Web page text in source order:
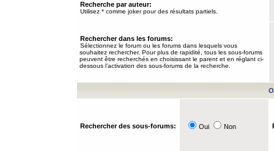
Recherche par auteur:
Utilisez * comme joker pour des résultats partiels.
Rechercher dans les forums:
Sélectionnez le forum ou les forums dans lesquels vous
souhaitez rechercher. Pour plus de rapidité, tous les sous-forums
peuvent être recherchés en choisissant le parent et en réglant ci-
dessous l’activation des sous-forums de la recherche.
Rechercher des sous-forums: Oui Non